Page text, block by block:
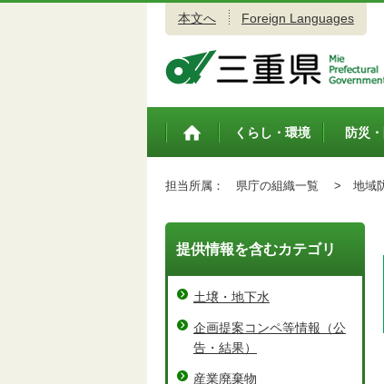
本文へ Foreign Languages
トップペ
くらし・環境 防災
担当所属： 県庁の組織一覧 > 地域
提供情報を含むカテゴリ
土壌・地下水
企画提案コンペ等情報（公
告・結果）
産業廃棄物